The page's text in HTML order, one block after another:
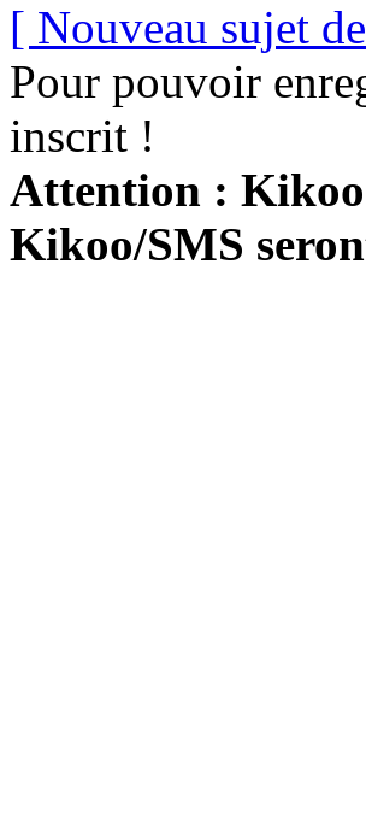
[ Nouveau sujet
Pour pouvoir
inscrit !
Attention :
Kikoo/SMS